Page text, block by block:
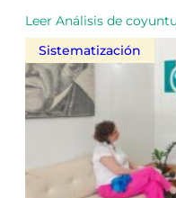
Leer Análisis de
Sistematización